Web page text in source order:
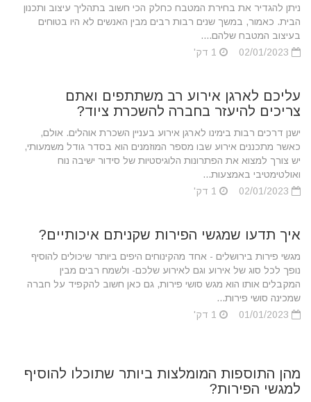
ניתן להגדיר את בחירת המטבח כחלק הכי חשוב בתהליך עיצוב ותכנון
הבית. כאמור, במשך שנים רבות רבים מבין האנשים לא היו בטוחים
בעיצוב המטבח שלהם....
עליכם לארגן אירוע רב משתתפים ואתם
צריכים להיעזר בחברה להשכרת ציוד?
ישנן דרכים רבות בימינו לארגן אירוע בעניין השכרת אוהלים. אולם,
כאשר מתכננים אירוע שבו מספר המוזמנים הוא בסדר גודל משמעותי,
יש צורך למצוא את הפתרונות הלוגיסטיות של סידור ישיבה נוח
ואולטימטיבי באמצעות...
איך תדעו שמגשי הפירות שקניתם איכותיים?
מגשי פירות בירושלים - אחד מהקינוחים היפים ביותר שיכולים להוסיף
נופך לכל סוג של אירוע וגם לאירוע שלכם- ולשמח רבים מבין
המקבלים אותו הוא מגש סושי פירות, גם כאן חשוב להקפיד על חברה
שמכינה סושי פירות...
מהן התוספות המומלצות ביותר שתוכלו להוסיף
למגשי הפירות?